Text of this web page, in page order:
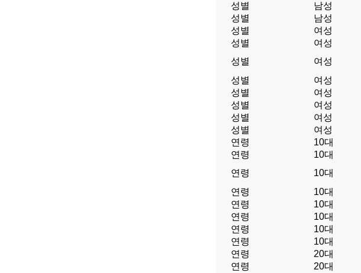
성별
남성
성별
남성
성별
여성
성별
여성
성별
여성
성별
여성
성별
여성
성별
여성
성별
여성
성별
여성
연령
10대
연령
10대
연령
10대
연령
10대
연령
10대
연령
10대
연령
10대
연령
10대
연령
20대
연령
20대